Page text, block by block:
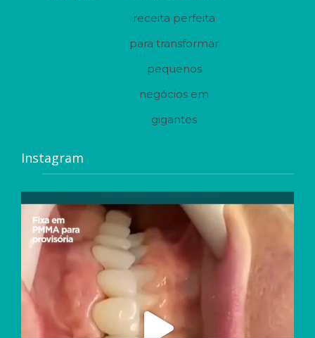
receita perfeita
para transformar
pequenos
negócios em
gigantes
Instagram